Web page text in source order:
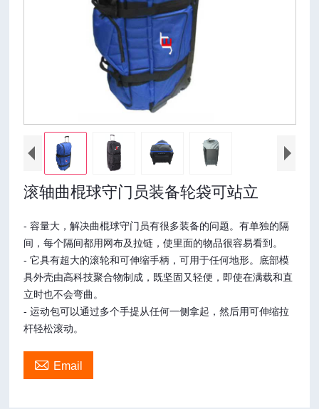
滚轴曲棍球守门员装备轮袋可站立
- 容量大，解决曲棍球守门员有很多装备的问题。有单独的隔
间，每个隔间都用网布及拉链，使里面的物品很容易看到。
- 它具有超大的滚轮和可伸缩手柄，可用于任何地形。底部模
具外壳由高科技聚合物制成，既坚固又轻便，即使在满载和直
立时也不会弯曲。
- 运动包可以通过多个手提从任何一侧拿起，然后用可伸缩拉
杆轻松滚动。
 Email